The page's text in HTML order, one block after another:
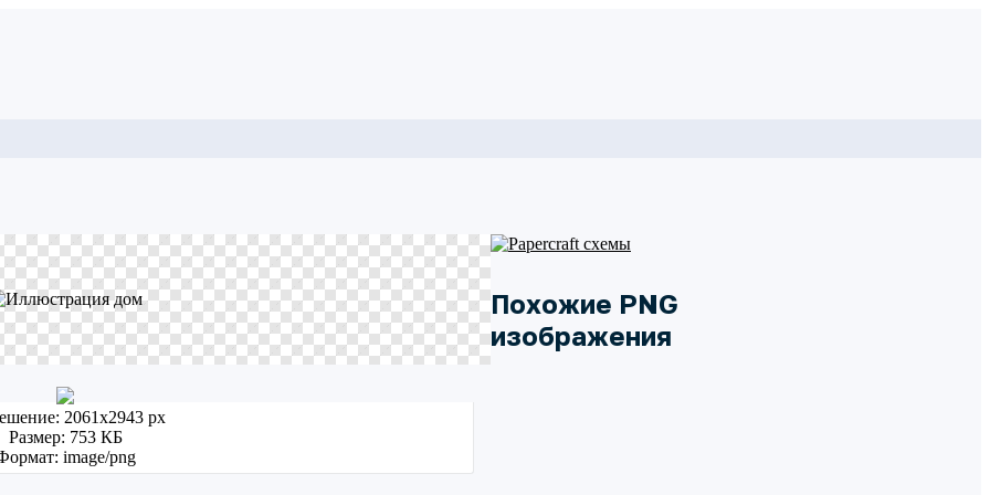
2061x2943 px
Размер: 753 КБ
image/png
Похожие PNG
изображения